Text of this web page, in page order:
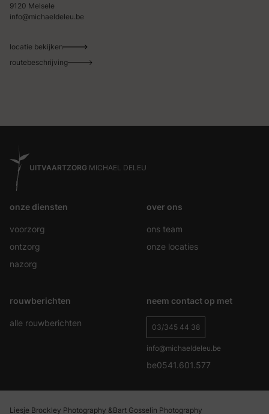
9120 Melsele
info@michaeldeleu.be
locatie bekijken
routebeschrijving
UITVAARTZORG MICHAEL DELEU
onze diensten
voorzorg
ontzorg
nazorg
over ons
ons team
onze locaties
rouwberichten
alle rouwberichten
neem contact op met
03/345 44 38
info@michaeldeleu.be
be0541.601.577
Liesje Brockley Photography &Bart Gosselin Photography